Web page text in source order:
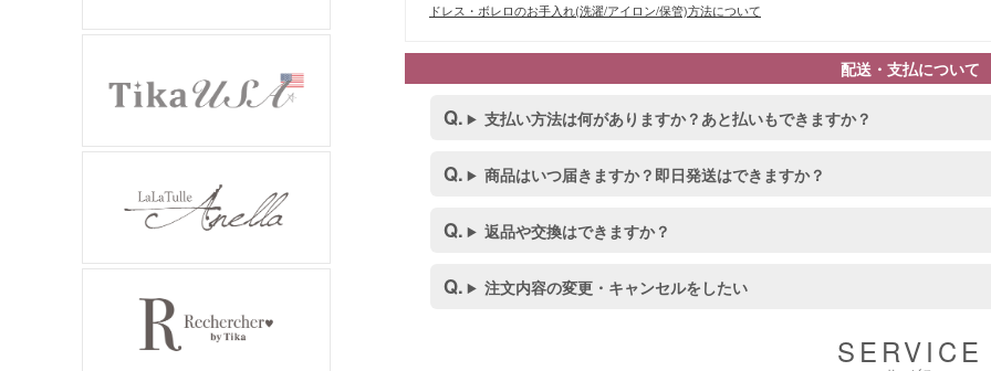
ドレス・ボレロのお手入れ(洗濯/アイロン/保管)方法について
配送・支払について
支払い方法は何がありますか？あと払いもできますか？
商品はいつ届きますか？即日発送はできますか？
返品や交換はできますか？
注文内容の変更・キャンセルをしたい
SERVICE